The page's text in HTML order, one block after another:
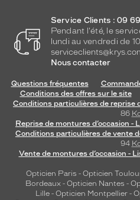
Service Clients : 09
Pendant l'été, le
lundi au vendredi de
Nous contacter
Questions fréquentes
Conditions des offres sur le site
Conditions particulières de reprise
86
Reprise de montures d’occasion
Conditions particulières de vente
94
Vente de montures d’occasion -
Opticien Paris - Opticien
Bordeaux- Opticien Nantes -
Lille - Opticien Montpellier -